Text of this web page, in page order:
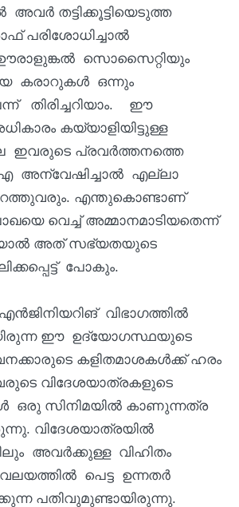
തട്ടിക്കൂട്ടിയെടുത്ത
പരിശോധിച്ചാൽ
സൊസൈറ്റിയും
കരാറുകൾ ഒന്നും
തിരിച്ചറിയാം. ഈ
കയ്യാളിയിട്ടുള്ള
ഇവരുടെ പ്രവർത്തനത്തെ
അന്വേഷിച്ചാൽ എല്ലാ
എന്തുകൊണ്ടാണ്
വെച്ച് അമ്മാനമാടിയതെന്ന്
അത് സഭ്യതയുടെ
പോകും.
വിഭാഗത്തിൽ
ഈ ഉദ്യോഗസ്ഥയുടെ
കളിതമാശകൾക്ക് ഹരം
വിദേശയാത്രകളുടെ
ഒരു സിനിമയിൽ കാണുന്നത്ര
വിദേശയാത്രയിൽ
അവർക്കുള്ള വിഹിതം
പെട്ട ഉന്നതർ
പതിവുമുണ്ടായിരുന്നു.